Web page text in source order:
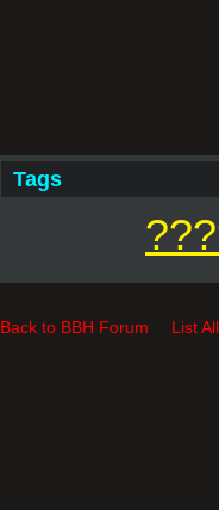
Tags
Back to BBH Forum List